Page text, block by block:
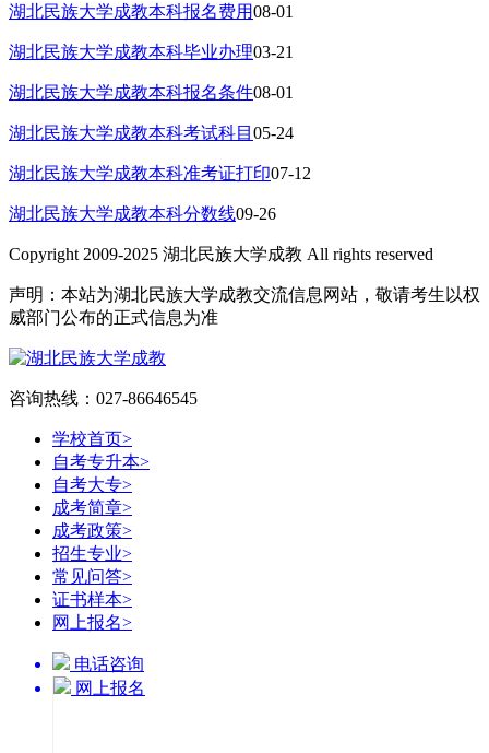
湖北民族大学成教本科报名费用08-01
湖北民族大学成教本科毕业办理03-21
湖北民族大学成教本科报名条件08-01
湖北民族大学成教本科考试科目 05-24
湖北民族大学成教本科准考证打印07-12
湖北民族大学成教本科分数线09-26
Copyright 2009-2025 湖北民族大学成教 All rights reserved
声明：本站为湖北民族大学成教交流信息网站，敬请考生以权
威部门公布的正式信息为准
咨询热线：027-86646545
学校首页>
自考专升本>
自考大专>
成考简章>
成考政策>
招生专业>
常见问答>
证书样本>
网上报名>
电话咨询
网上报名